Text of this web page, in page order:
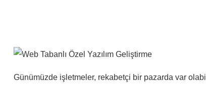
Günümüzde işletmeler, rekabetçi bir pazarda var